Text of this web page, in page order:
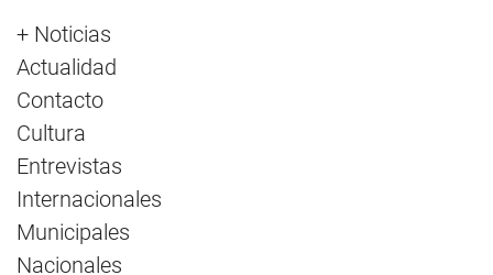
+ Noticias
Actualidad
Contacto
Cultura
Entrevistas
Internacionales
Municipales
Nacionales